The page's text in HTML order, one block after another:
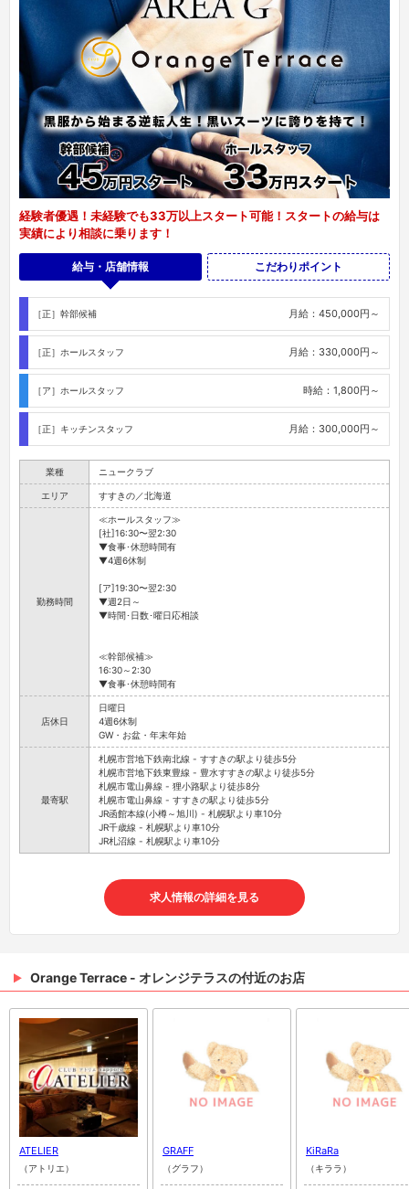
経験者優遇！未経験でも33万以上スタート可能！スタートの給与は
実績により相談に乗ります！
給与・店舗情報 こだわりポイント
［正］幹部候補 月給：450,000円～
［正］ホールスタッフ 月給：330,000円～
［ア］ホールスタッフ 時給：1,800円～
［正］キッチンスタッフ 月給：300,000円～
業種 ニュークラブ
エリア すすきの／北海道
勤務時間
≪ホールスタッフ≫
[社]16:30〜翌2:30
▼食事･休憩時間有
▼4週6休制
[ア]19:30〜翌2:30
▼週2日～
▼時間･日数･曜日応相談
≪幹部候補≫
16:30～2:30
▼食事･休憩時間有
店休日
日曜日
4週6休制
GW・お盆・年末年始
最寄駅
札幌市営地下鉄南北線 - すすきの駅より徒歩5分
札幌市営地下鉄東豊線 - 豊水すすきの駅より徒歩5分
札幌市電山鼻線 - 狸小路駅より徒歩8分
札幌市電山鼻線 - すすきの駅より徒歩5分
JR函館本線(小樽～旭川) - 札幌駅より車10分
JR千歳線 - 札幌駅より車10分
JR札沼線 - 札幌駅より車10分
求人情報の詳細を見る
Orange Terrace - オレンジテラスの付近のお店
ATELIER
（アトリエ）
GRAFF
（グラフ）
KiRaRa
（キララ）